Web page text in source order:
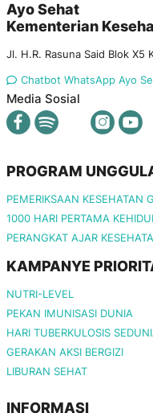
Ayo Sehat
Kementerian
Jl. H.R. Rasuna Said Blok X5
Chatbot WhatsApp Ayo
Media Sosial
PROGRAM
PEMERIKSAAN KESEHATAN
1000 HARI PERTAMA
PERANGKAT AJAR
KAMPANYE
NUTRI-LEVEL
PEKAN IMUNISASI DUNIA
HARI TUBERKULOSIS
GERAKAN AKSI BERGIZI
LIBURAN SEHAT
INFORMASI